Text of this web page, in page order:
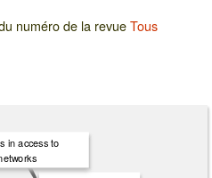
numéro de la revueTous
in access to